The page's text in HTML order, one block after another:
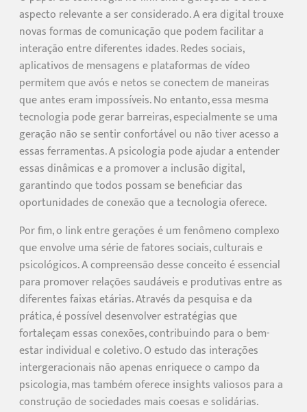
aspecto relevante a ser considerado. A era digital trouxe
novas formas de comunicação que podem facilitar a
interação entre diferentes idades. Redes sociais,
aplicativos de mensagens e plataformas de vídeo
permitem que avós e netos se conectem de maneiras
que antes eram impossíveis. No entanto, essa mesma
tecnologia pode gerar barreiras, especialmente se uma
geração não se sentir confortável ou não tiver acesso a
essas ferramentas. A psicologia pode ajudar a entender
essas dinâmicas e a promover a inclusão digital,
garantindo que todos possam se beneficiar das
oportunidades de conexão que a tecnologia oferece.
Por fim, o link entre gerações é um fenômeno complexo
que envolve uma série de fatores sociais, culturais e
psicológicos. A compreensão desse conceito é essencial
para promover relações saudáveis e produtivas entre as
diferentes faixas etárias. Através da pesquisa e da
prática, é possível desenvolver estratégias que
fortaleçam essas conexões, contribuindo para o bem-
estar individual e coletivo. O estudo das interações
intergeracionais não apenas enriquece o campo da
psicologia, mas também oferece insights valiosos para a
construção de sociedades mais coesas e solidárias.